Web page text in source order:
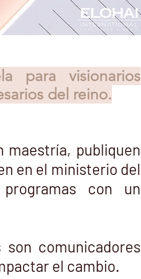
para visionarios
del reino.
maestría, publiquen
en el ministerio del
con un
comunicadores
el cambio.